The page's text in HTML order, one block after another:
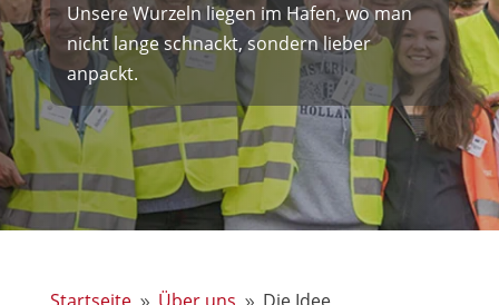
Unsere Wurzeln liegen im Hafen, wo man
nicht lange schnackt, sondern lieber
anpackt.